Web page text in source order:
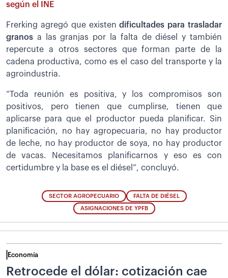
según el INE
Frerking agregó que existendificultades para trasladar
granos a las granjas por la falta de diésel y también
repercute a otros sectores que forman parte de la
cadena productiva, como es el caso del transporte y la
agroindustria.
”Toda reunión es positiva, y los compromisos son
positivos, pero tienen que cumplirse, tienen que
aplicarse para que el productor pueda planificar. Sin
planificación, no hay agropecuaria, no hay productor
de leche, no hay productor de soya, no hay productor
de vacas. Necesitamos planificarnos y eso es con
certidumbre y la base es el diésel”, concluyó.
SECTOR AGROPECUARIO FALTA DE DIÉSEL
ASIGNACIONES DE YPFB
Economía
Retrocede el dólar: cotización cae